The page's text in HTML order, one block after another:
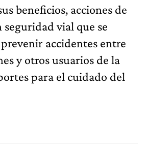
beneficios, acciones de
seguridad vial que se
accidentes entre
y otros usuarios de la
para el cuidado del